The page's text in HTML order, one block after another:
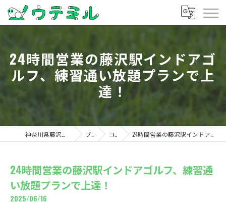
24時間営業の藤沢駅インドアゴ
ルフ、練習通い放題プランで上
達！
ブログ コラム 24時間営業の藤沢駅インドアゴルフ、練習通い放題プランで上達！
24時間営業の藤沢駅インドアゴルフ、練習通
い放題プランで上達！
2025/06/16